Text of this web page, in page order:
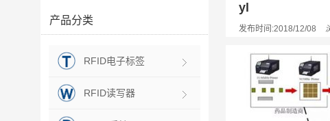
产品分类
RFID电子标签
RFID读写器
yl
发布时间:2018/12/08